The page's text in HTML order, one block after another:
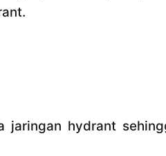
jaringan hydrant